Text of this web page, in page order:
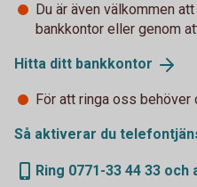
Du är även välkommen
bankkontor eller genom
Hitta ditt bankkontor
För att ringa oss behöver
Så aktiverar du
Ring 0771-33 44 33